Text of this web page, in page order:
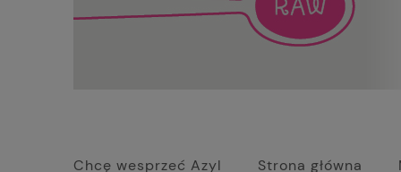
Chcę wesprzeć Azyl Strona główna